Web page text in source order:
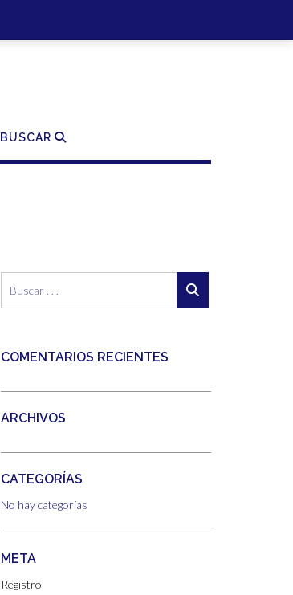
BUSCAR
COMENTARIOS RECIENTES
ARCHIVOS
CATEGORÍAS
No hay categorías
META
Registro